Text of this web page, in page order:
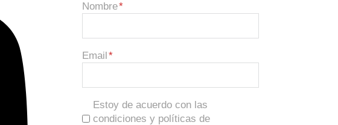
Nombre
Email
Estoy de acuerdo con las
condiciones y políticas de